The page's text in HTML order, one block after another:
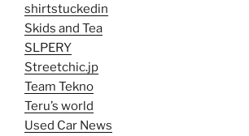
shirtstuckedin
Skids and Tea
SLPERY
Streetchic.jp
Team Tekno
Teru’s world
Used Car News